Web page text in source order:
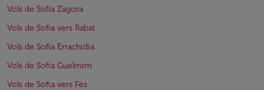
Vols de Sofia Zagora
Vols de Sofia vers Rabat
Vols de Sofia Errachidia
Vols de Sofia Guelmim
Vols de Sofia vers Fès